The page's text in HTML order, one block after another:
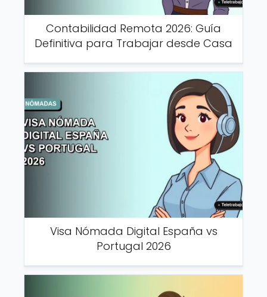
Contabilidad Remota 2026: Guía
Definitiva para Trabajar desde Casa
Visa Nómada Digital España vs
Portugal 2026